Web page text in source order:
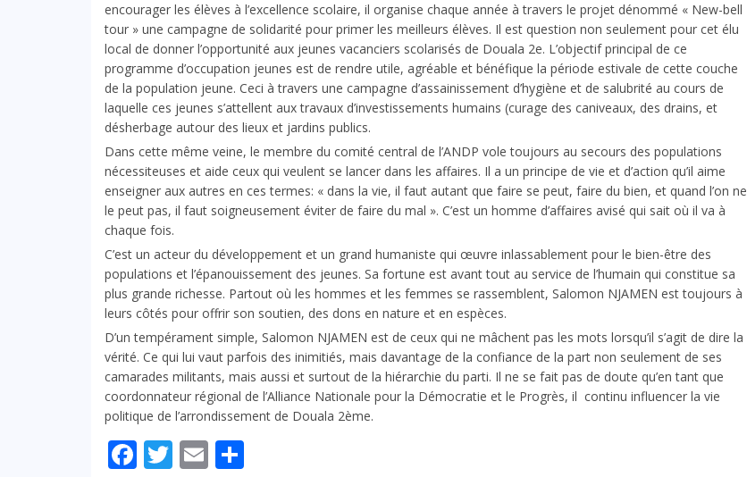
encourager les élèves à l’excellence scolaire, il organise chaque année à travers le projet dénommé « New-bell
tour » une campagne de solidarité pour primer les meilleurs élèves. Il est question non seulement pour cet élu
local de donner l’opportunité aux jeunes vacanciers scolarisés de Douala 2e. L’objectif principal de ce
programme d’occupation jeunes est de rendre utile, agréable et bénéfique la période estivale de cette couche
de la population jeune. Ceci à travers une campagne d’assainissement d’hygiène et de salubrité au cours de
laquelle ces jeunes s’attellent aux travaux d’investissements humains (curage des caniveaux, des drains, et
désherbage autour des lieux et jardins publics.
Dans cette même veine, le membre du comité central de l’ANDP vole toujours au secours des populations
nécessiteuses et aide ceux qui veulent se lancer dans les affaires. Il a un principe de vie et d’action qu’il aime
enseigner aux autres en ces termes: « dans la vie, il faut autant que faire se peut, faire du bien, et quand l’on ne
le peut pas, il faut soigneusement éviter de faire du mal ». C’est un homme d’affaires avisé qui sait où il va à
chaque fois.
C’est un acteur du développement et un grand humaniste qui œuvre inlassablement pour le bien-être des
populations et l’épanouissement des jeunes. Sa fortune est avant tout au service de l’humain qui constitue sa
plus grande richesse. Partout où les hommes et les femmes se rassemblent, Salomon NJAMEN est toujours à
leurs côtés pour offrir son soutien, des dons en nature et en espèces.
D’un tempérament simple, Salomon NJAMEN est de ceux qui ne mâchent pas les mots lorsqu’il s’agit de dire la
vérité. Ce qui lui vaut parfois des inimitiés, mais davantage de la confiance de la part non seulement de ses
camarades militants, mais aussi et surtout de la hiérarchie du parti. Il ne se fait pas de doute qu’en tant que
coordonnateur régional de l’Alliance Nationale pour la Démocratie et le Progrès, il continu influencer la vie
politique de l’arrondissement de Douala 2ème.
Facebook
Twitter
Email